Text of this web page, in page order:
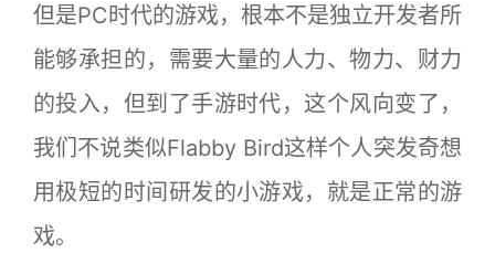
但是PC时代的游戏，根本不是独立开发者所
能够承担的，需要大量的人力、物力、财力
的投入，但到了手游时代，这个风向变了，
我们不说类似Flabby Bird这样个人突发奇想
用极短的时间研发的小游戏，就是正常的游
戏。